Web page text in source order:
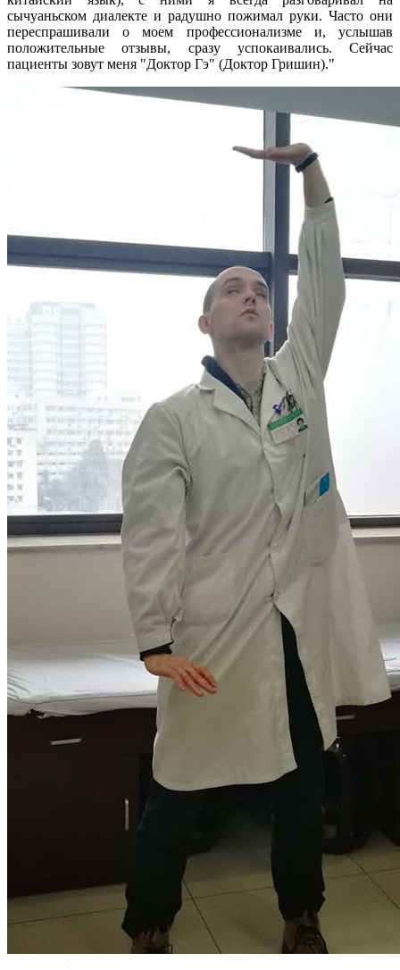
сычуаньском диалекте и радушно пожимал руки. Часто они
переспрашивали о моем профессионализме и, услышав
положительные отзывы, сразу успокаивались. Сейчас
пациенты зовут меня "Доктор Гэ" (Доктор Гришин)."